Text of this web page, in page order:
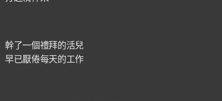
幹了一個禮拜的活兒
早已厭倦每天的工作